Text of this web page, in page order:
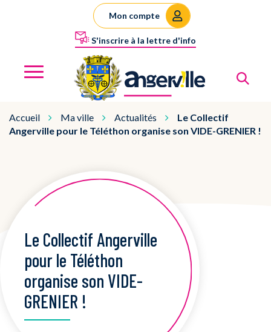
S'inscrire à la lettre d'info
Mon compte
Angerville
Accueil Ma ville Actualités
Le Collectif
Angerville pour le Téléthon organise son VIDE-GRENIER !
Le Collectif Angerville
pour le Téléthon
organise son VIDE-
GRENIER !